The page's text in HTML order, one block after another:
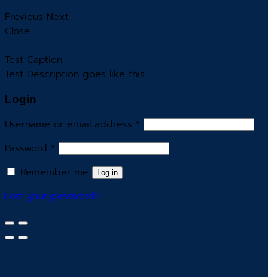
Previous Next
Close
Test Caption
Test Description goes like this
Login
Username or email address *
Password *
Remember me
Log in
Lost your password?